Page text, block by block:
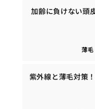
加齢に負けない頭
薄毛
紫外線と薄毛対策